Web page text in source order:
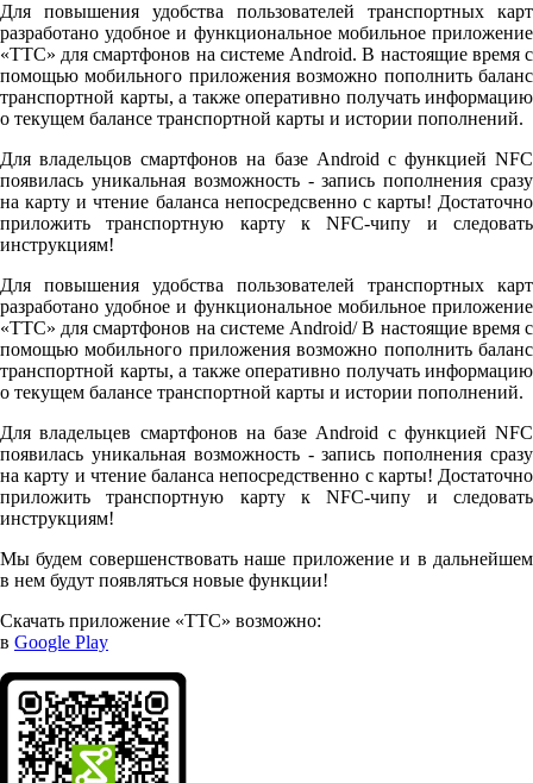
Для повышения удобства пользователей транспортных карт
разработано удобное и функциональное мобильное приложение
«ТТС» для смартфонов на системе Android. В настоящие время с
помощью мобильного приложения возможно пополнить баланс
транспортной карты, а также оперативно получать информацию
о текущем балансе транспортной карты и истории пополнений.
Для владельцов смартфонов на базе Android с функцией NFC
появилась уникальная возможность - запись пополнения сразу
на карту и чтение баланса непосредсвенно с карты! Достаточно
приложить транспортную карту к NFC-чипу и следовать
инструкциям!
Для повышения удобства пользователей транспортных карт
разработано удобное и функциональное мобильное приложение
«ТТС» для смартфонов на системе Android/ В настоящие время с
помощью мобильного приложения возможно пополнить баланс
транспортной карты, а также оперативно получать информацию
о текущем балансе транспортной карты и истории пополнений.
Для владельцев смартфонов на базе Android с функцией NFC
появилась уникальная возможность - запись пополнения сразу
на карту и чтение баланса непосредственно с карты! Достаточно
приложить транспортную карту к NFC-чипу и следовать
инструкциям!
Мы будем совершенствовать наше приложение и в дальнейшем
в нем будут появляться новые функции!
Скачать приложение «ТТС» возможно:
в Google Play